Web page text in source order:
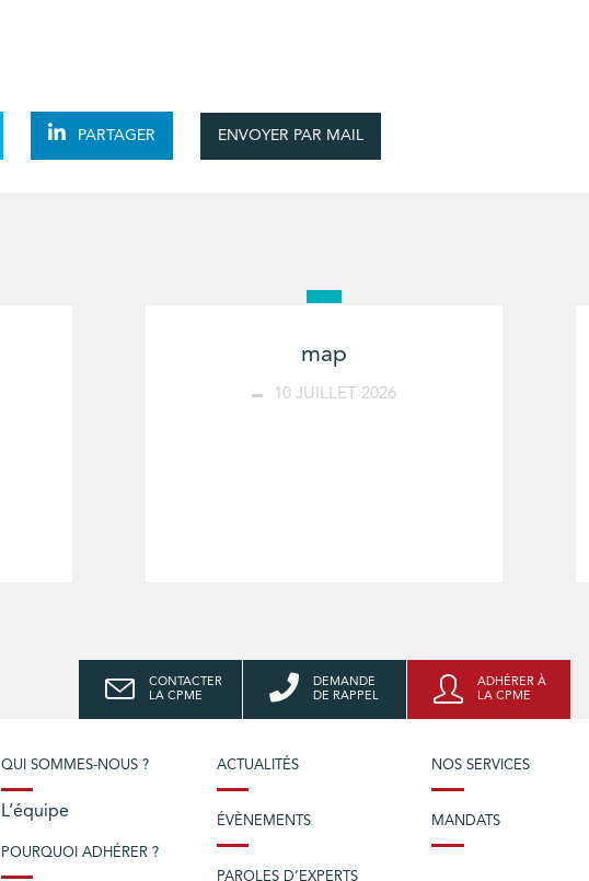
PARTAGER ENVOYER PAR MAIL
map
10 JUILLET 2026
CONTACTER
LA CPME
DEMANDE
DE RAPPEL
ADHÉRER À
LA CPME
QUI SOMMES-NOUS ?
L’équipe
POURQUOI ADHÉRER ?
ACTUALITÉS
ÉVÈNEMENTS
PAROLES D’EXPERTS
NOS SERVICES
MANDATS